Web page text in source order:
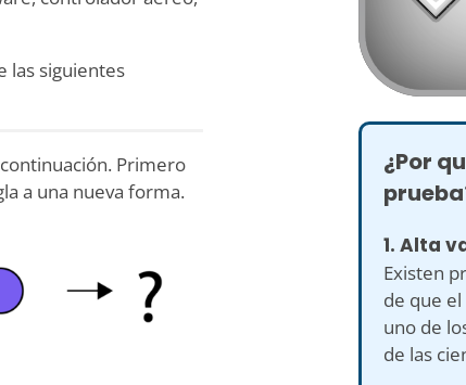
las siguientes
Primero
a una nueva forma.
¿Por
1. Alta
Existen
de que
uno de
de las